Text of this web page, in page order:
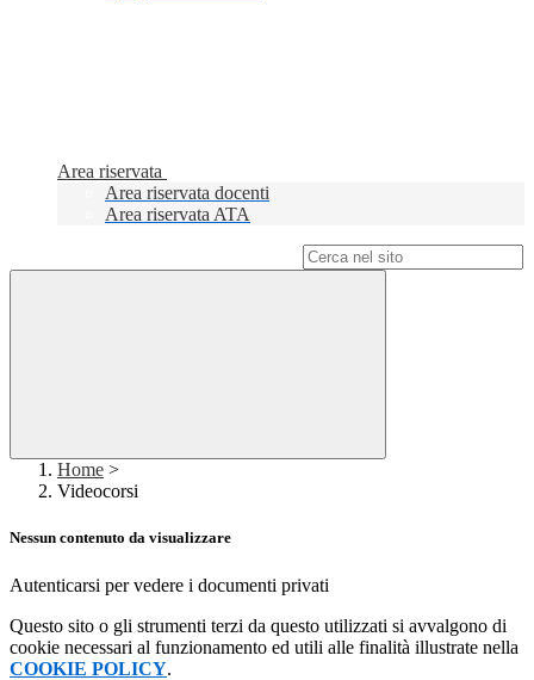
Area riservata
Area riservata docenti
Area riservata ATA
Home >
Videocorsi
Nessun contenuto da visualizzare
Autenticarsi per vedere i documenti privati
Questo sito o gli strumenti terzi da questo utilizzati si avvalgono di
cookie necessari al funzionamento ed utili alle finalità illustrate nella
COOKIE POLICY.